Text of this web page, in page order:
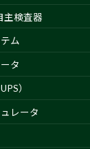
主検査器
ム
タ
）
レータ